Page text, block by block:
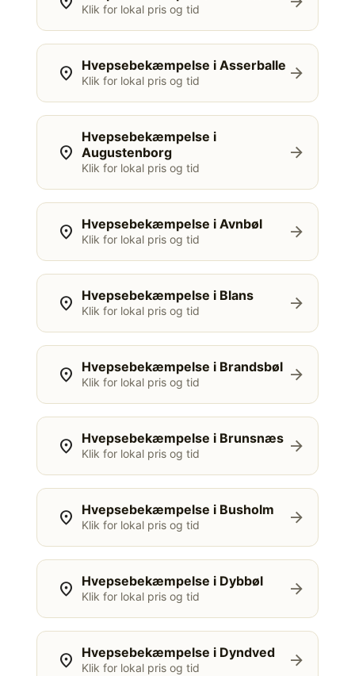
Klik for lokal pris og tid
location_on Hvepsebekæmpelse i Asserballe
Klik for lokal pris og tid arrow_forward
location_on
Hvepsebekæmpelse i
Augustenborg
Klik for lokal pris og tid
arrow_forward
location_on Hvepsebekæmpelse i Avnbøl
Klik for lokal pris og tid arrow_forward
location_on Hvepsebekæmpelse i Blans
Klik for lokal pris og tid arrow_forward
location_on Hvepsebekæmpelse i Brandsbøl
Klik for lokal pris og tid arrow_forward
location_on Hvepsebekæmpelse i Brunsnæs
Klik for lokal pris og tid arrow_forward
location_on Hvepsebekæmpelse i Busholm
Klik for lokal pris og tid arrow_forward
location_on Hvepsebekæmpelse i Dybbøl
Klik for lokal pris og tid arrow_forward
location_on Hvepsebekæmpelse i Dyndved
Klik for lokal pris og tid arrow_forward